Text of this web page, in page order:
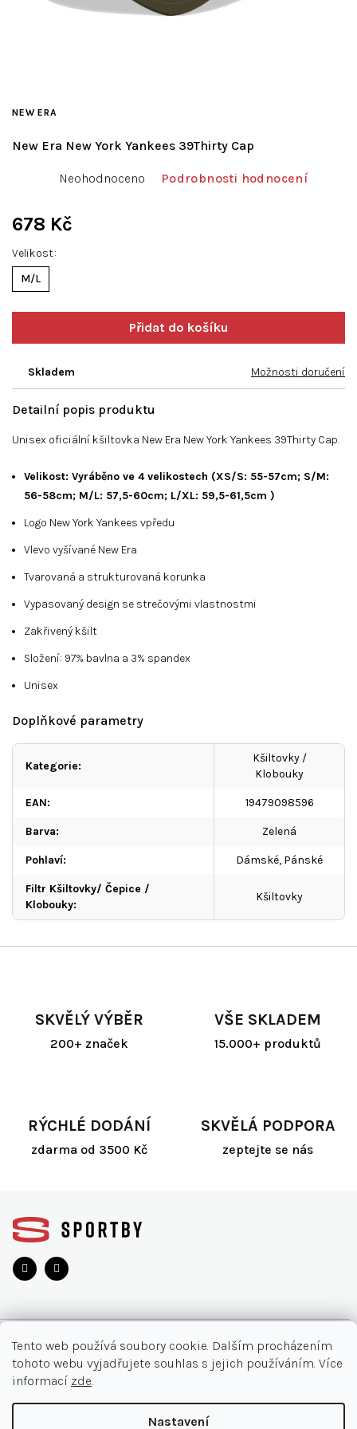
Tento web používá soubory cookie. Dalším procházením
tohoto webu vyjadřujete souhlas s jejich používáním. Více
informací zde.
Nastavení
Velikost
M/L
678 Kč
Skladem Možnosti doručení
New Era New York Yankees 39Thirty Cap
NEW ERA
hodnocení
je
0,0
Neohodnoceno Podrobnosti hodnocení
SKVĚLÝ VÝBĚR
200+ značek
VŠE SKLADEM
15.000+ produktů
RÝCHLÉ DODÁNÍ
zdarma od 3500 Kč
SKVĚLÁ PODPORA
zeptejte se nás
Detailní popis produktu
Unisex oficiální kšiltovka New Era New York Yankees 39Thirty Cap.
Velikost: Vyráběno ve 4 velikostech (XS/S: 55-57cm; S/M:
56-58cm; M/L: 57,5-60cm; L/XL: 59,5-61,5cm )
Logo New York Yankees vpředu
Vlevo vyšívané New Era
Tvarovaná a strukturovaná korunka
Vypasovaný design se strečovými vlastnostmi
Zakřivený kšilt
Složení: 97% bavlna a 3% spandex
Unisex
Doplňkové parametry
Kategorie:
Kšiltovky /
Klobouky
EAN: 19479098596
Barva: Zelená
Pohlaví: Dámské, Pánské
Filtr Kšiltovky/ Čepice /
Klobouky:
Kšiltovky
O NÁKUPU
Akce
Nejčastější otázky
INFORMACE